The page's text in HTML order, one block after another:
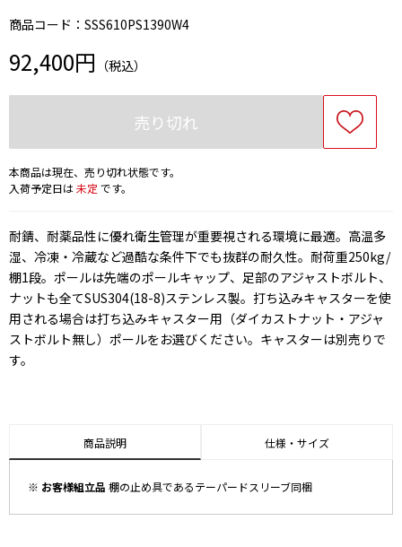
商品コード：SSS610PS1390W4
92,400円 （税込）
売り切れ
本商品は現在、売り切れ状態です。
入荷予定日は未定 です。
耐錆、耐薬品性に優れ衛生管理が重要視される環境に最適。高温多
湿、冷凍・冷蔵など過酷な条件下でも抜群の耐久性。耐荷重250kg/
棚1段。ポールは先端のポールキャップ、足部のアジャストボルト、
ナットも全てSUS304(18-8)ステンレス製。打ち込みキャスターを使
用される場合は打ち込みキャスター用（ダイカストナット・アジャ
ストボルト無し）ポールをお選びください。キャスターは別売りで
す。
商品説明 仕様・サイズ
※ お客様組立品 棚の止め具であるテーパードスリーブ同梱